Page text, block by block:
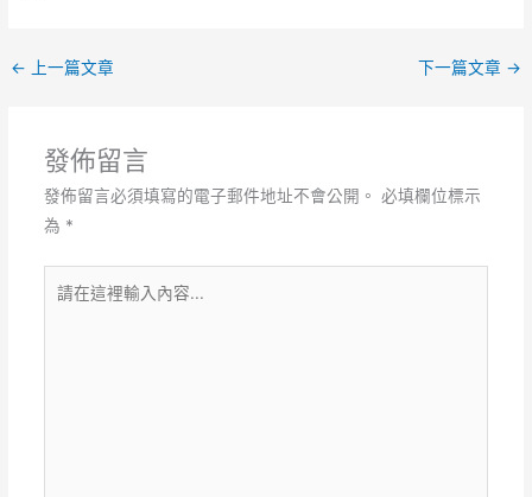
← 上一篇文章 下一篇文章 →
發佈留言
發佈留言必須填寫的電子郵件地址不會公開。 必填欄位標示
為 *